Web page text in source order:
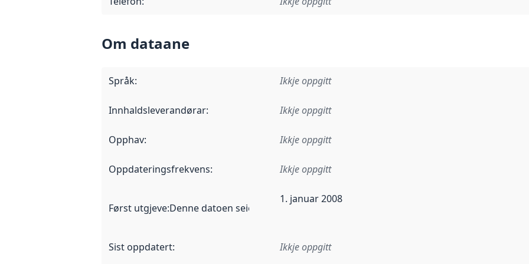
Om dataane
Språk: Ikkje oppgitt
Innhaldsleverandørar: Ikkje oppgitt
Opphav: Ikkje oppgitt
Oppdateringsfrekvens: Ikkje oppgitt
Først utgjeve:Denne datoen seier når dataa i dette datasettet først blei utgitt. Det kan ha
1. januar 2008
Sist oppdatert: Ikkje oppgitt